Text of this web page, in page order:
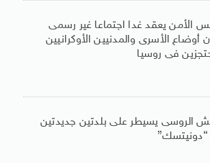
الأمن يعقد غدا اجتماعا غير رسمى
أوضاع الأسرى والمدنيين الأوكرانيين
فى روسيا
الروسى يسيطر على بلدتين جديدتين